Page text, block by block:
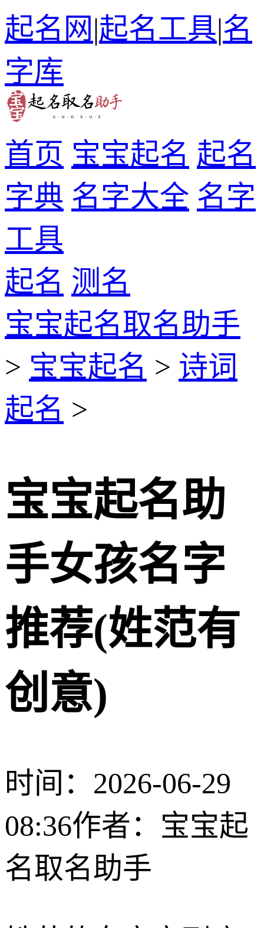
起名网|起名工具|名
字库
首页 宝宝起名 起名
字典 名字大全 名字
工具
起名 测名
宝宝起名取名助手
> 宝宝起名 > 诗词
起名 >
宝宝起名助
手女孩名字
推荐(姓范有
创意)
时间：2026-06-29
08:36作者：宝宝起
名取名助手